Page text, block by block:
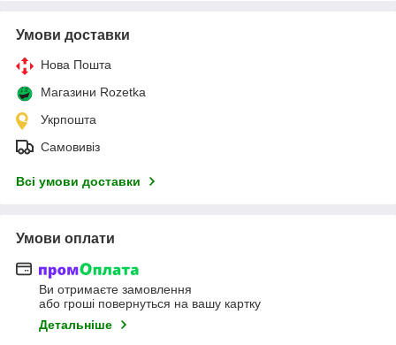
Умови доставки
Нова Пошта
Магазини Rozetka
Укрпошта
Самовивіз
Всі умови доставки
Умови оплати
Ви отримаєте замовлення
або гроші повернуться на вашу картку
Детальніше